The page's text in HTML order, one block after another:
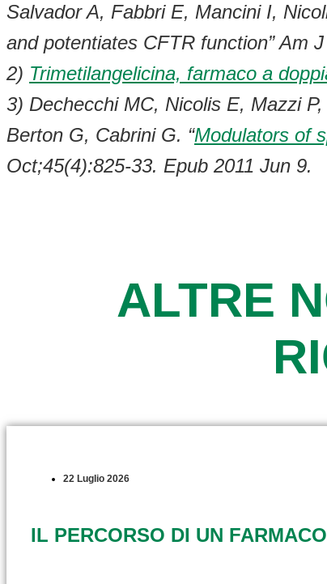
Salvador A, Fabbri E, Mancini I,
and potentiates CFTR function” Am
2) Trimetilangelicina, farmaco a
3) Dechecchi MC, Nicolis E, Mazzi
Berton G, Cabrini G. “Modulators of
Oct;45(4):825-33. Epub 2011 Jun 9.
ALTRE
22 Luglio 2026
IL PERCORSO DI UN